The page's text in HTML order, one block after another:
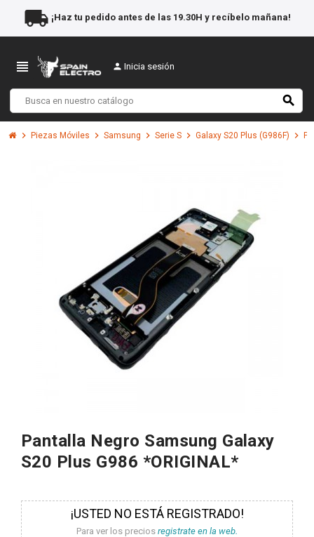
local_shipping ¡Haz tu pedido antes de las 19.30H y recíbelo mañana!
view_headline person Inicia sesión
search
chevron_right Piezas Móviles chevron_right Samsung chevron_right Serie S chevron_right Galaxy S20 Plus (G986F) chevron_right
Pantalla Negro Samsung Galaxy
S20 Plus G986 *ORIGINAL*
¡USTED NO ESTÁ REGISTRADO!
Para ver los precios registrate en la web.